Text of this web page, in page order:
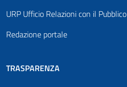
URP Ufficio Relazioni con il Pubblico
Redazione portale
TRASPARENZA